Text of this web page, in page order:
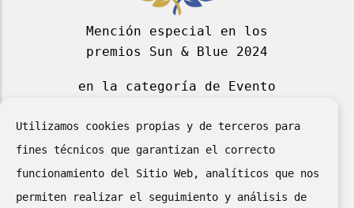
Mención especial en los
premios Sun & Blue 2024
en la categoría de Evento
Utilizamos cookies propias y de terceros para
fines técnicos que garantizan el correcto
funcionamiento del Sitio Web, analíticos que nos
permiten realizar el seguimiento y análisis de